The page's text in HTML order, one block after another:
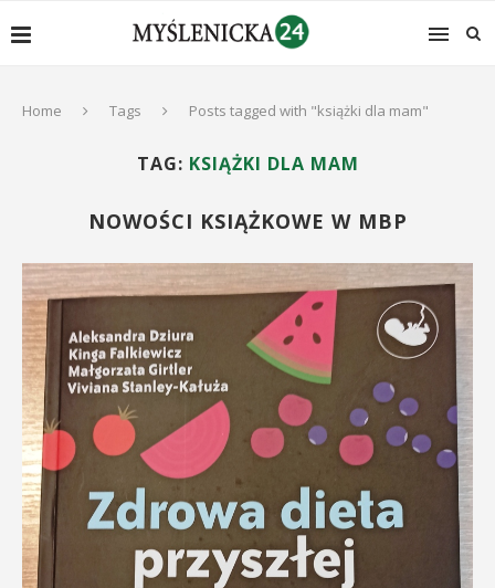
Home Tags Posts tagged with "książki dla mam"
TAG: KSIĄŻKI DLA MAM
NOWOŚCI KSIĄŻKOWE W MBP